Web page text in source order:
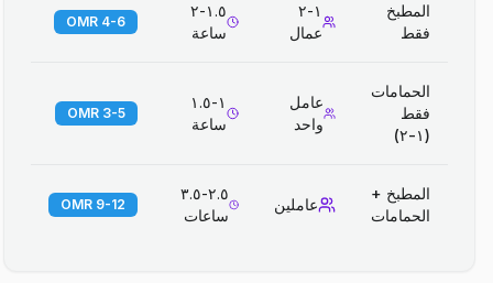
المطبخ
فقط
١-٢
عمال
١.٥-٢
ساعة
4-6 OMR
الحمامات
فقط
(١-٢)
عامل
واحد
١-١.٥
ساعة
3-5 OMR
المطبخ +
الحمامات
عاملين
٢.٥-٣.٥
ساعات
9-12 OMR